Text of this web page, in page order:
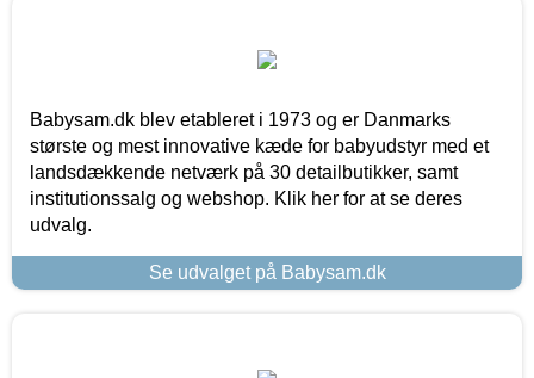
Babysam.dk blev etableret i 1973 og er Danmarks
største og mest innovative kæde for babyudstyr med et
landsdækkende netværk på 30 detailbutikker, samt
institutionssalg og webshop. Klik her for at se deres
udvalg.
Se udvalget på Babysam.dk